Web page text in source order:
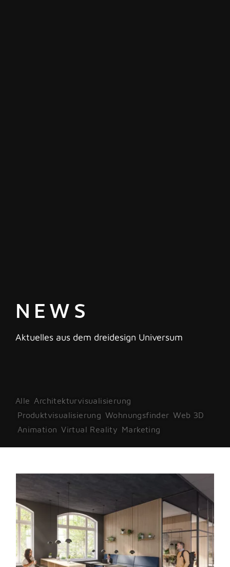
NEWS
Aktuelles aus dem dreidesign Universum
Alle Architekturvisualisierung
Produktvisualisierung Wohnungsfinder Web 3D
Animation Virtual Reality Marketing